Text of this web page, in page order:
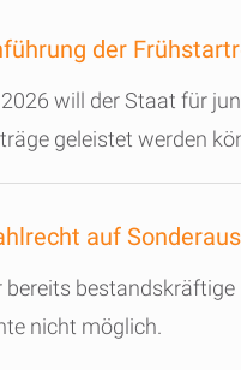
der
will der Staat für
geleistet werden
auf
bereits
nicht möglich.